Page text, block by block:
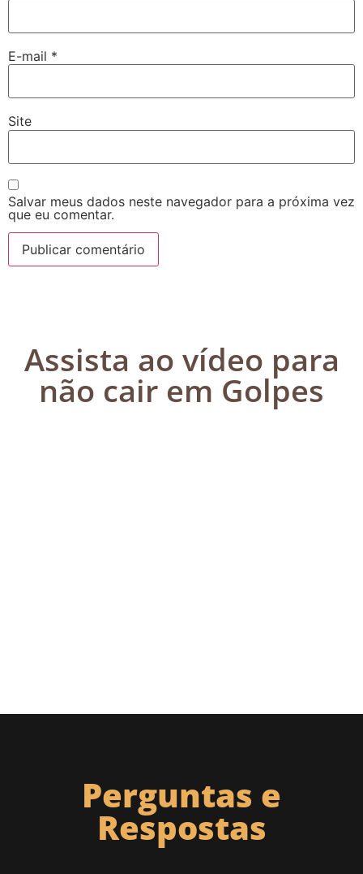
E-mail *
Site
Salvar meus dados neste navegador para a próxima vez
que eu comentar.
Assista ao vídeo para
não cair em Golpes
Perguntas e
Respostas